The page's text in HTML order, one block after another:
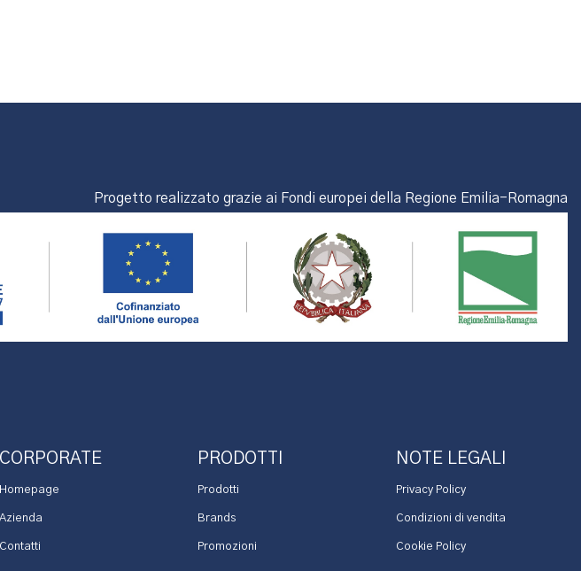
Progetto realizzato grazie ai Fondi europei della Regione Emilia-Romagna
CORPORATE
Homepage
Azienda
Contatti
PRODOTTI
Prodotti
Brands
Promozioni
NOTE LEGALI
Privacy Policy
Condizioni di vendita
Cookie Policy